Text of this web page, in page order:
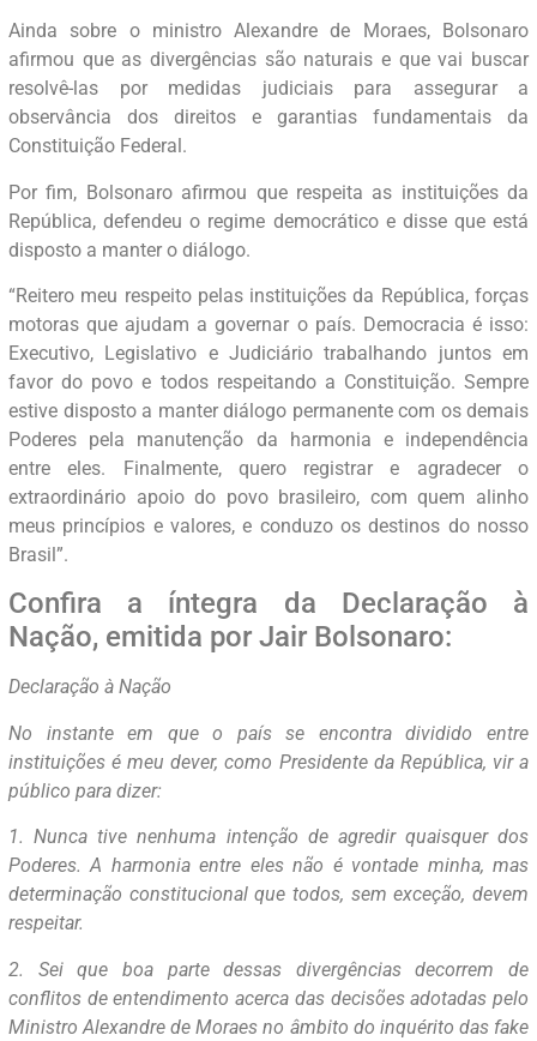
Ainda sobre o ministro Alexandre de Moraes, Bolsonaro
afirmou que as divergências são naturais e que vai buscar
resolvê-las por medidas judiciais para assegurar a
observância dos direitos e garantias fundamentais da
Constituição Federal.
Por fim, Bolsonaro afirmou que respeita as instituições da
República, defendeu o regime democrático e disse que está
disposto a manter o diálogo.
“Reitero meu respeito pelas instituições da República, forças
motoras que ajudam a governar o país. Democracia é isso:
Executivo, Legislativo e Judiciário trabalhando juntos em
favor do povo e todos respeitando a Constituição. Sempre
estive disposto a manter diálogo permanente com os demais
Poderes pela manutenção da harmonia e independência
entre eles. Finalmente, quero registrar e agradecer o
extraordinário apoio do povo brasileiro, com quem alinho
meus princípios e valores, e conduzo os destinos do nosso
Brasil”.
Confira a íntegra da Declaração à
Nação, emitida por Jair Bolsonaro:
Declaração à Nação
No instante em que o país se encontra dividido entre
instituições é meu dever, como Presidente da República, vir a
público para dizer:
1. Nunca tive nenhuma intenção de agredir quaisquer dos
Poderes. A harmonia entre eles não é vontade minha, mas
determinação constitucional que todos, sem exceção, devem
respeitar.
2. Sei que boa parte dessas divergências decorrem de
conflitos de entendimento acerca das decisões adotadas pelo
Ministro Alexandre de Moraes no âmbito do inquérito das fake